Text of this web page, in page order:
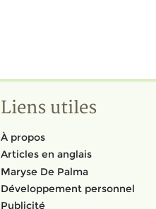
Liens utiles
À propos
Articles en anglais
Maryse De Palma
Développement personnel
Publicité